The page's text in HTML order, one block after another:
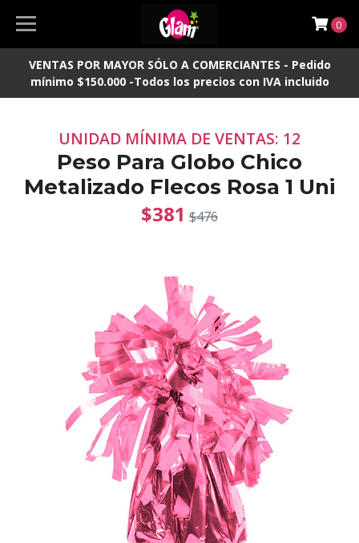
VENTAS POR MAYOR SÓLO A COMERCIANTES - Pedido
mínimo $150.000 -Todos los precios con IVA incluido
0
UNIDAD MÍNIMA DE VENTAS: 12
Peso Para Globo Chico
Metalizado Flecos Rosa 1 Uni
$381 $476